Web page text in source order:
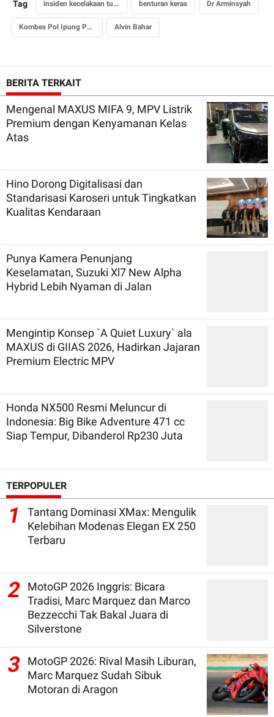
Tag insiden kecelakaan tunggal Wakil Jaksa Agung di tol Jagorawi benturan keras Dr Arminsyah
Kombes Pol Ipung Purnomo Alvin Bahar
BERITA TERKAIT
Mengenal MAXUS MIFA 9, MPV Listrik
Premium dengan Kenyamanan Kelas
Atas
Hino Dorong Digitalisasi dan
Standarisasi Karoseri untuk Tingkatkan
Kualitas Kendaraan
Punya Kamera Penunjang
Keselamatan, Suzuki Xl7 New Alpha
Hybrid Lebih Nyaman di Jalan
Mengintip Konsep `A Quiet Luxury` ala
MAXUS di GIIAS 2026, Hadirkan Jajaran
Premium Electric MPV
Honda NX500 Resmi Meluncur di
Indonesia: Big Bike Adventure 471 cc
Siap Tempur, Dibanderol Rp230 Juta
TERPOPULER
1
Tantang Dominasi XMax: Mengulik
Kelebihan Modenas Elegan EX 250
Terbaru
2
MotoGP 2026 Inggris: Bicara
Tradisi, Marc Marquez dan Marco
Bezzecchi Tak Bakal Juara di
Silverstone
3
MotoGP 2026: Rival Masih Liburan,
Marc Marquez Sudah Sibuk
Motoran di Aragon